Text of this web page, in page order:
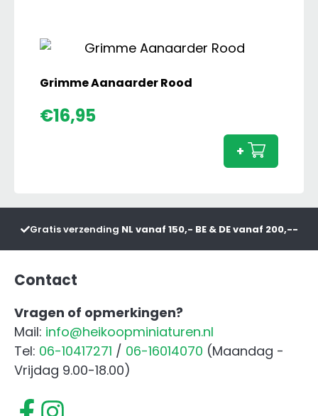
aantal
Grimme Aanaarder Rood
€16,95
aantal
+
Gratis verzending NL vanaf 150,- BE & DE vanaf 200,--
Contact
Vragen of opmerkingen?
Mail: info@heikoopminiaturen.nl
Tel: 06-10417271 / 06-16014070 (Maandag -
Vrijdag 9.00-18.00)